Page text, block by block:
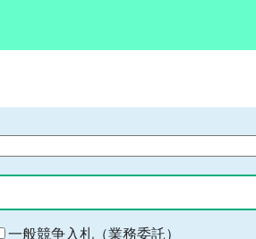
一般競争入札（業務委託）